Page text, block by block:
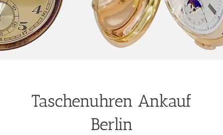
Taschenuhren Ankauf
Berlin